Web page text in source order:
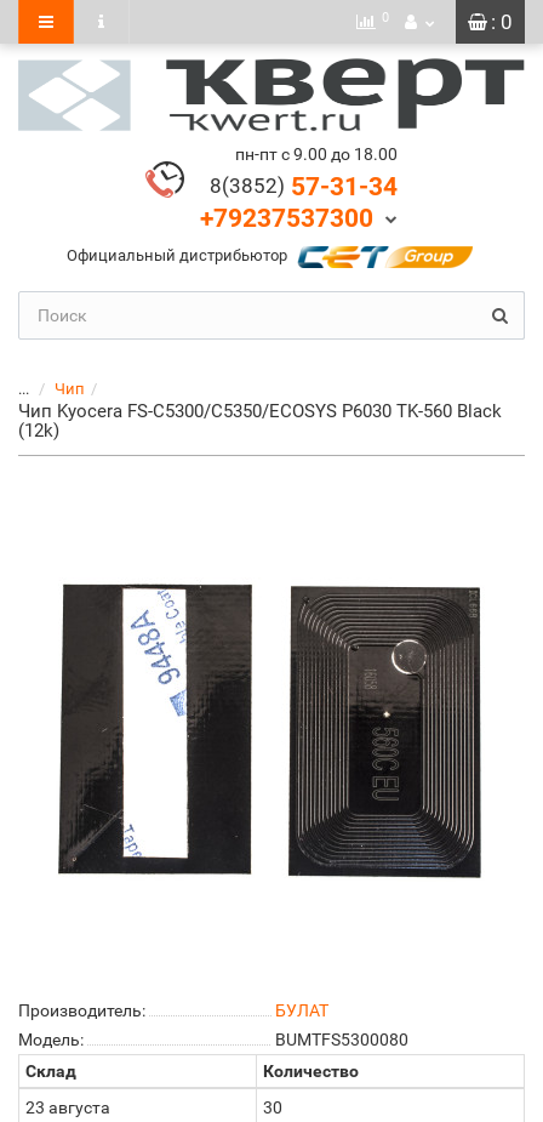
: 0
0
пн-пт с 9.00 до 18.00
8(3852) 57-31-34
+79237537300
Официальный дистрибьютор
... Чип
Чип Kyocera FS-C5300/C5350/ECOSYS P6030 TK-560 Black
(12k)
Производитель:
БУЛАТ
Модель:
BUMTFS5300080
Склад
Количество
23 августа
30